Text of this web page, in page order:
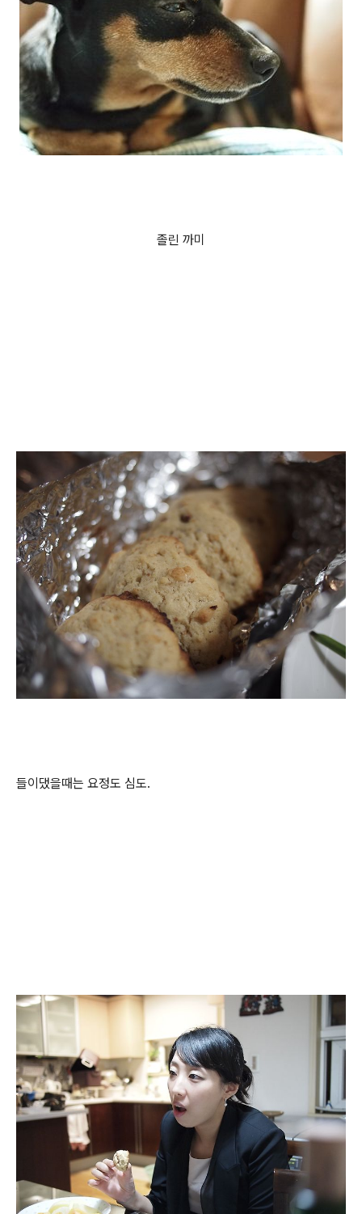
졸린 까미
들이댔을때는 요정도 심도.